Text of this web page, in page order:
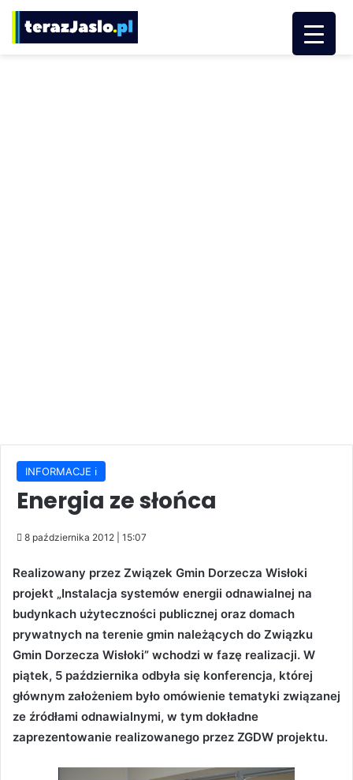
INFORMACJE ℹ️
Energia ze słońca
8 października 2012 | 15:07
Realizowany przez Związek Gmin Dorzecza Wisłoki
projekt „Instalacja systemów energii odnawialnej na
budynkach użyteczności publicznej oraz domach
prywatnych na terenie gmin należących do Związku
Gmin Dorzecza Wisłoki” wchodzi w fazę realizacji. W
piątek, 5 października odbyła się konferencja, której
głównym założeniem było omówienie tematyki związanej
ze źródłami odnawialnymi, w tym dokładne
zaprezentowanie realizowanego przez ZGDW projektu.